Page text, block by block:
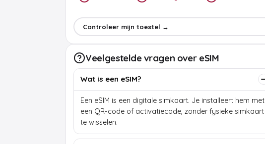
Controleer mijn toestel →
Veelgestelde vragen over eSIM
Wat is een eSIM?
Een eSIM is een digitale simkaart. Je installeert hem met
een QR-code of activatiecode, zonder fysieke simkaart
te wisselen.